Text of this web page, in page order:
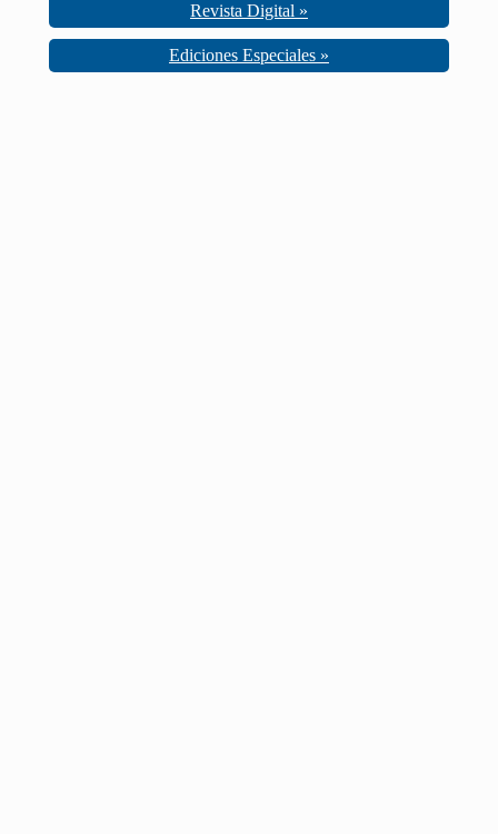
Revista Digital »
Ediciones Especiales »